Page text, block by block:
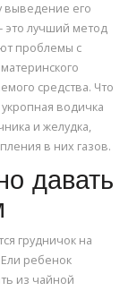
выведение его
это лучший метод
проблемы с
средства. Что
водичка
и желудка,
в них газов.
давать
грудничок на
ребенок
из чайной